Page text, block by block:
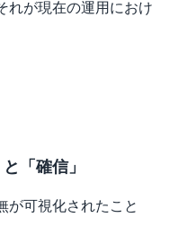
れが現在の運用におけ
「確信」
が可視化されたこと